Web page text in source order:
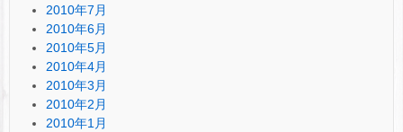
2010年7月
2010年6月
2010年5月
2010年4月
2010年3月
2010年2月
2010年1月